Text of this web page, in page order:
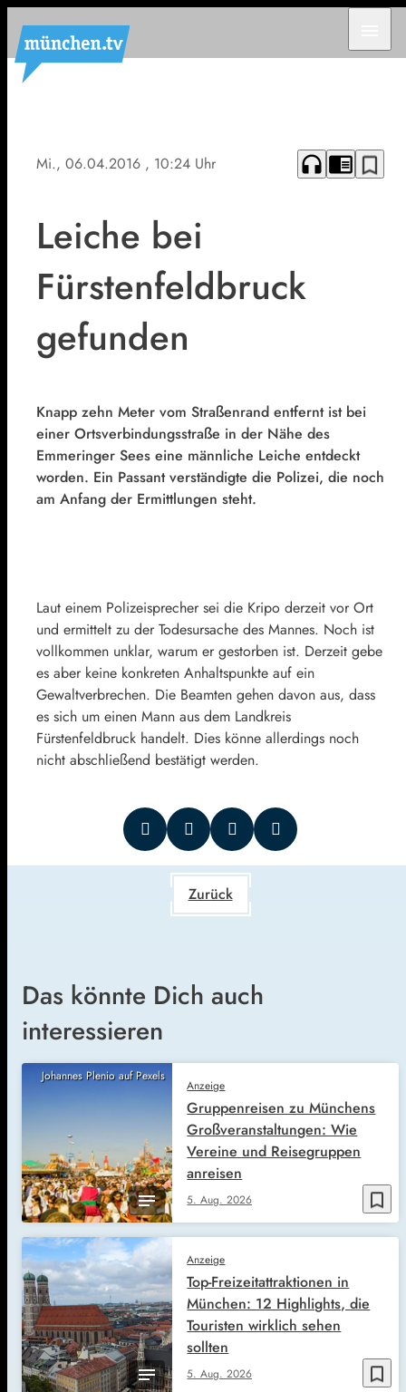
Mi., 06.04.2016 , 10:24 Uhr headphones chrome_reader_mode bookmark_border
Leiche bei
Fürstenfeldbruck
gefunden
Knapp zehn Meter vom Straßenrand entfernt ist bei
einer Ortsverbindungsstraße in der Nähe des
Emmeringer Sees eine männliche Leiche entdeckt
worden. Ein Passant verständigte die Polizei, die noch
am Anfang der Ermittlungen steht.
Laut einem Polizeisprecher sei die Kripo derzeit vor Ort
und ermittelt zu der Todesursache des Mannes. Noch ist
vollkommen unklar, warum er gestorben ist. Derzeit gebe
es aber keine konkreten Anhaltspunkte auf ein
Gewaltverbrechen. Die Beamten gehen davon aus, dass
es sich um einen Mann aus dem Landkreis
Fürstenfeldbruck handelt. Dies könne allerdings noch
nicht abschließend bestätigt werden.
Zurück
Das könnte Dich auch
interessieren
Johannes Plenio auf Pexels
bookmark_border
Anzeige
5. Aug. 2026
Gruppenreisen zu Münchens
Großveranstaltungen: Wie
Vereine und Reisegruppen
anreisen
bookmark_border
Anzeige
5. Aug. 2026
Top-Freizeitattraktionen in
München: 12 Highlights, die
Touristen wirklich sehen
sollten